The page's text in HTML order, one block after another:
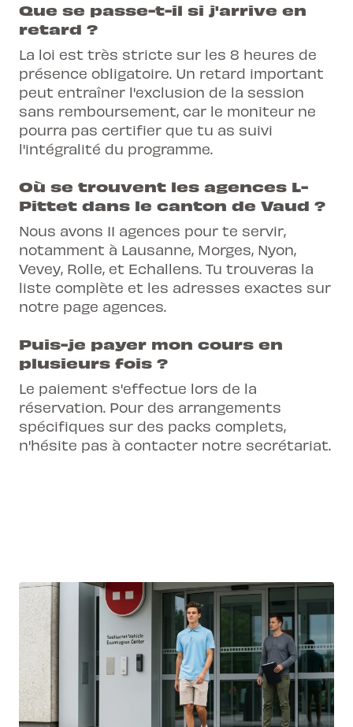
Que se passe-t-il si j'arrive en
retard ?
La loi est très stricte sur les 8 heures de
présence obligatoire. Un retard important
peut entraîner l'exclusion de la session
sans remboursement, car le moniteur ne
pourra pas certifier que tu as suivi
l'intégralité du programme.
Où se trouvent les agences L-
Pittet dans le canton de Vaud ?
Nous avons 11 agences pour te servir,
notamment à Lausanne, Morges, Nyon,
Vevey, Rolle, et Echallens. Tu trouveras la
liste complète et les adresses exactes sur
notre page agences.
Puis-je payer mon cours en
plusieurs fois ?
Le paiement s'effectue lors de la
réservation. Pour des arrangements
spécifiques sur des packs complets,
n'hésite pas à contacter notre secrétariat.